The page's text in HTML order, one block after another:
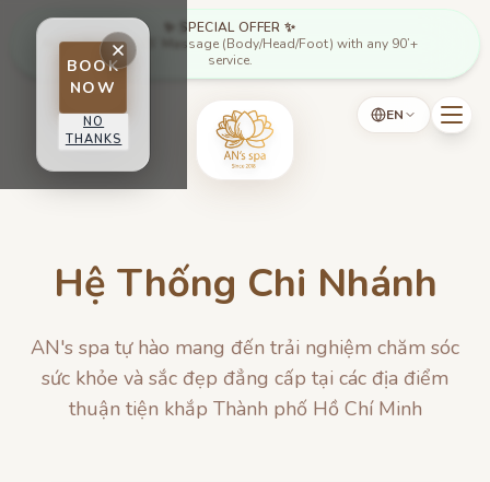
Skip to main content✨ SPECIAL OFFER ✨
Mon - Thu: Free 15’ Massage (Body/Head/Foot) with any 90’+
service.
EN
Hệ Thống Chi Nhánh
AN's spa tự hào mang đến trải nghiệm chăm sóc
sức khỏe và sắc đẹp đẳng cấp tại các địa điểm
thuận tiện khắp Thành phố Hồ Chí Minh
BOOK
NOW
NO
THANKS